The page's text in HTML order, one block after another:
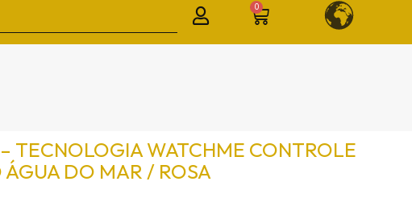
0
TECNOLOGIA WATCHME CONTROLE
DO MAR / ROSA